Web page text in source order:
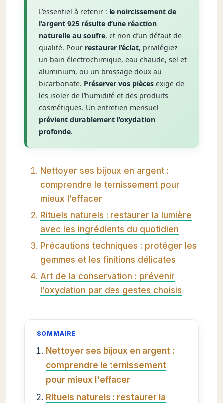
L’essentiel à retenir : le noircissement de
l’argent 925 résulte d’une réaction
naturelle au soufre, et non d’un défaut de
qualité. Pour restaurer l’éclat, privilégiez
un bain électrochimique, eau chaude, sel et
aluminium, ou un brossage doux au
bicarbonate. Préserver vos piècesexige de
les isoler de l’humidité et des produits
cosmétiques. Un entretien mensuel
prévient durablement l’oxydation
profonde.
Nettoyer ses bijoux en argent :
comprendre le ternissement pour
mieux l’effacer
Rituels naturels : restaurer la lumière
avec les ingrédients du quotidien
Précautions techniques : protéger les
gemmes et les finitions délicates
Art de la conservation : prévenir
l’oxydation par des gestes choisis
SOMMAIRE
Nettoyer ses bijoux en argent :
comprendre le ternissement
pour mieux l'effacer
Rituels naturels : restaurer la